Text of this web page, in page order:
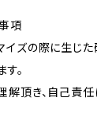
項
イズの際に生じた
す。
解頂き、自己責任